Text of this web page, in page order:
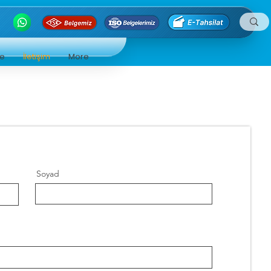
İletişim More
Soyad